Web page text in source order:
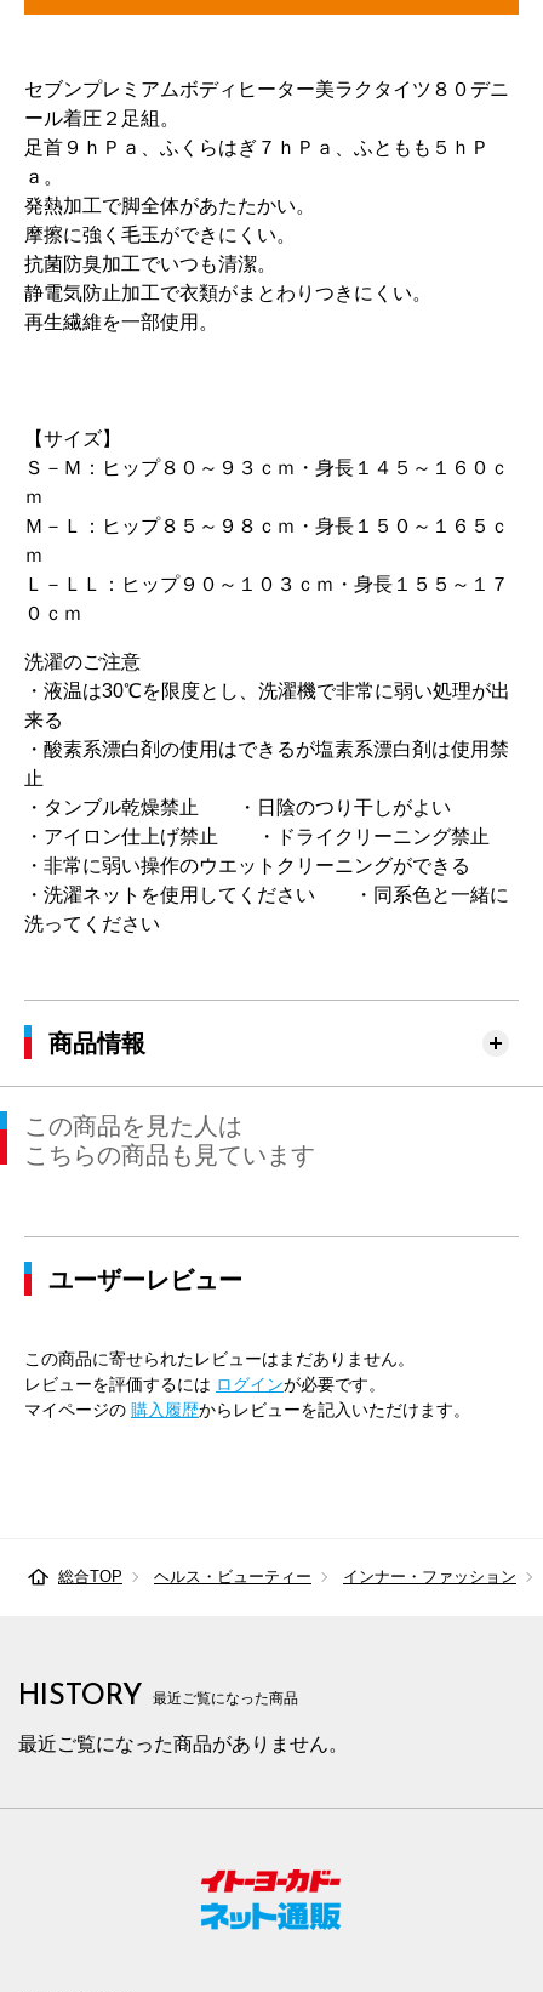
セブンプレミアムボディヒーター美ラクタイツ８０デニ
ール着圧２足組。
足首９ｈＰａ、ふくらはぎ７ｈＰａ、ふともも５ｈＰ
ａ。
発熱加工で脚全体があたたかい。
摩擦に強く毛玉ができにくい。
抗菌防臭加工でいつも清潔。
静電気防止加工で衣類がまとわりつきにくい。
再生繊維を一部使用。
【サイズ】
Ｓ－Ｍ：ヒップ８０～９３ｃｍ・身長１４５～１６０ｃ
ｍ
Ｍ－Ｌ：ヒップ８５～９８ｃｍ・身長１５０～１６５ｃ
ｍ
Ｌ－ＬＬ：ヒップ９０～１０３ｃｍ・身長１５５～１７
０ｃｍ
洗濯のご注意
・液温は30℃を限度とし、洗濯機で非常に弱い処理が出
来る
・酸素系漂白剤の使用はできるが塩素系漂白剤は使用禁
止
・タンブル乾燥禁止 ・日陰のつり干しがよい
・アイロン仕上げ禁止 ・ドライクリーニング禁止
・非常に弱い操作のウエットクリーニングができる
・洗濯ネットを使用してください ・同系色と一緒に
洗ってください
商品情報
この商品を見た人は
こちらの商品も見ています
ユーザーレビュー
この商品に寄せられたレビューはまだありません。
レビューを評価するには ログインが必要です。
マイページの 購入履歴からレビューを記入いただけます。
総合TOP ヘルス・ビューティー インナー・ファッション
HISTORY 最近ご覧になった商品
最近ご覧になった商品がありません。